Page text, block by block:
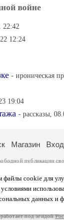
войне
22:42
12:24
- ироническая
19:04
- рассказы,
cookie для
условиями
данных и
Магазин
публикации
.
несут
данных. Вы
посетителей,
указано по две
под эгидой